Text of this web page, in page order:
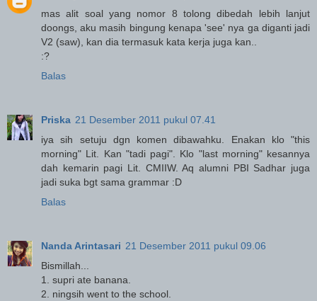
mas alit soal yang nomor 8 tolong dibedah lebih lanjut
doongs, aku masih bingung kenapa 'see' nya ga diganti jadi
V2 (saw), kan dia termasuk kata kerja juga kan..
:?
Balas
Priska 21 Desember 2011 pukul 07.41
iya sih setuju dgn komen dibawahku. Enakan klo "this
morning" Lit. Kan "tadi pagi". Klo "last morning" kesannya
dah kemarin pagi Lit. CMIIW. Aq alumni PBI Sadhar juga
jadi suka bgt sama grammar :D
Balas
Nanda Arintasari 21 Desember 2011 pukul 09.06
Bismillah...
1. supri ate banana.
2. ningsih went to the school.